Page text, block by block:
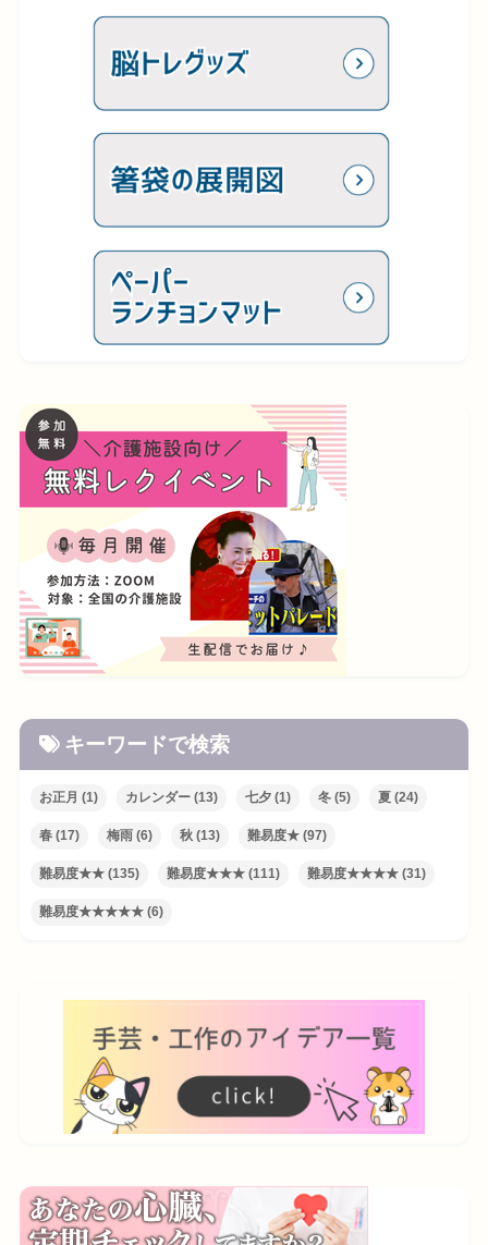
キーワードで検索
お正月 (1) カレンダー(13) 七夕(1) 冬(5) 夏 (24)
春(17) 梅雨(6) 秋(13) 難易度★(97)
難易度★★(135) 難易度★★★(111) 難易度★★★★(31)
難易度★★★★★(6)